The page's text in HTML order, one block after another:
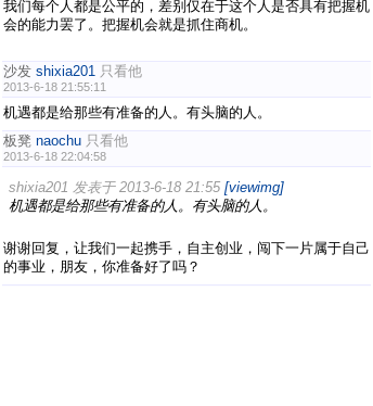
我们每个人都是公平的，差别仅在于这个人是否具有把握机
会的能力罢了。把握机会就是抓住商机。
沙发 shixia201 只看他
2013-6-18 21:55:11
机遇都是给那些有准备的人。有头脑的人。
板凳 naochu 只看他
2013-6-18 22:04:58
shixia201 发表于 2013-6-18 21:55 [viewimg]
机遇都是给那些有准备的人。有头脑的人。
谢谢回复，让我们一起携手，自主创业，闯下一片属于自己
的事业，朋友，你准备好了吗？